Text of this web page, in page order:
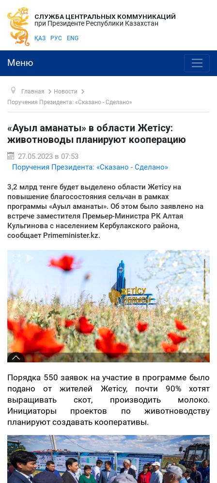
СЛУЖБА ЦЕНТРАЛЬНЫХ КОММУНИКАЦИЙ
при Президенте Республики Казахстан
ҚАЗ РУС ENG
Меню
Главная
Новости
Поручения Президента: «Сказано - Сделано»
«Ауыл аманаты» в области Жетісу:
животноводы планируют кооперацию
27.05.2023 в 07:53
Поручения Президента: «Сказано - Сделано»
3,2 млрд тенге будет выделено области Жетісу на
повышение благосостояния сельчан в рамках
программы «Ауыл аманаты». Об этом было заявлено на
встрече заместителя Премьер-Министра РК Алтая
Кульгинова с населением Кербулакского района,
сообщает Primeminister.kz.
Порядка 550 заявок на участие в программе было
подано от жителей Жетісу, почти 90% хотят
выращивать скот, производить молоко.
Инициаторы проектов по животноводству
планируют создавать кооперативы.